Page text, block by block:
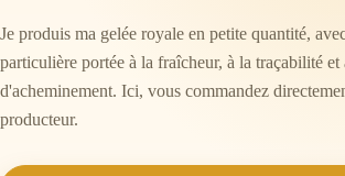
Je produis ma gelée royale en petite quantité,
particulière portée à la fraîcheur, à la traçabilité
d'acheminement. Ici, vous commandez
producteur.